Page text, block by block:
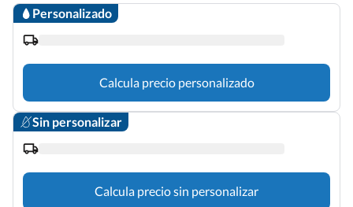
Personalizado
Calcula precio personalizado
Sin personalizar
Calcula precio sin personalizar